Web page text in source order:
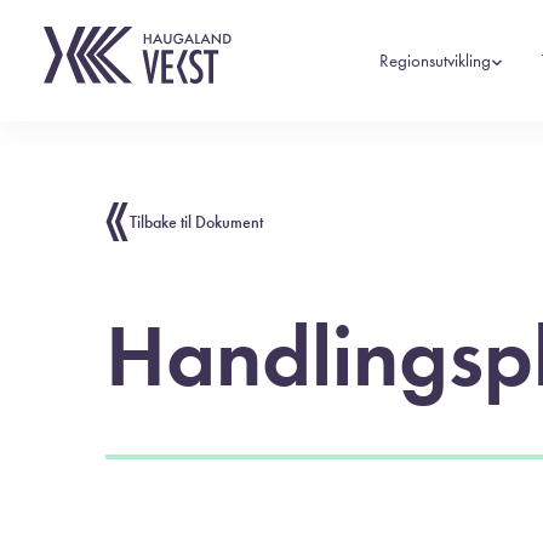
Regionsutvikling
Tilbake til Dokument